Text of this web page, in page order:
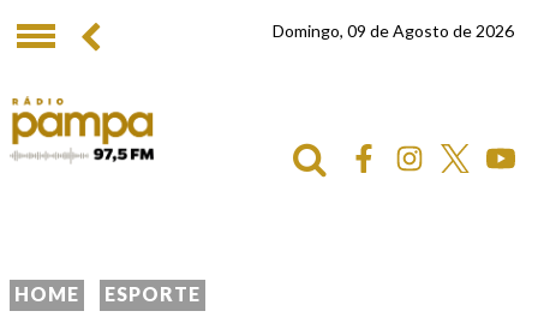
Domingo, 09 de Agosto de 2026
HOME ESPORTE